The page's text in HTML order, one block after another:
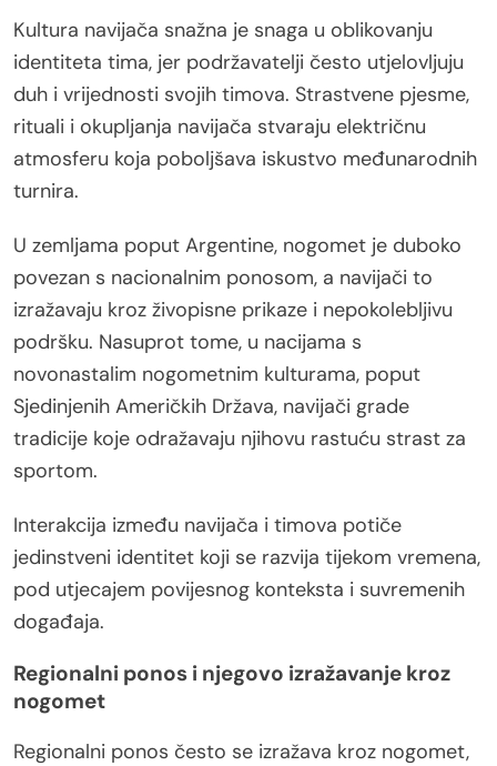
Kultura navijača snažna je snaga u oblikovanju
identiteta tima, jer podržavatelji često utjelovljuju
duh i vrijednosti svojih timova. Strastvene pjesme,
rituali i okupljanja navijača stvaraju električnu
atmosferu koja poboljšava iskustvo međunarodnih
turnira.
U zemljama poput Argentine, nogomet je duboko
povezan s nacionalnim ponosom, a navijači to
izražavaju kroz živopisne prikaze i nepokolebljivu
podršku. Nasuprot tome, u nacijama s
novonastalim nogometnim kulturama, poput
Sjedinjenih Američkih Država, navijači grade
tradicije koje odražavaju njihovu rastuću strast za
sportom.
Interakcija između navijača i timova potiče
jedinstveni identitet koji se razvija tijekom vremena,
pod utjecajem povijesnog konteksta i suvremenih
događaja.
Regionalni ponos i njegovo izražavanje kroz
nogomet
Regionalni ponos često se izražava kroz nogomet,